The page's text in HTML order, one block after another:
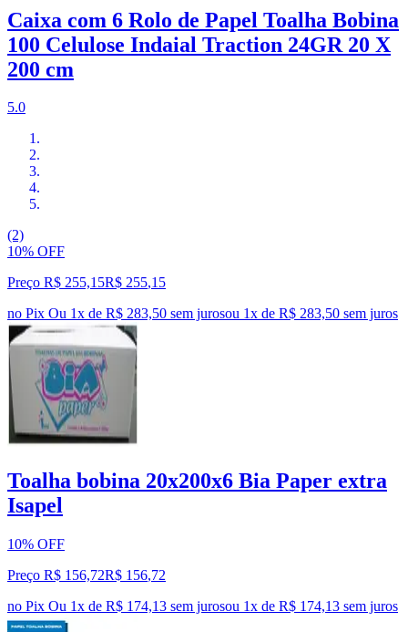
Caixa com 6 Rolo de Papel Toalha Bobina
100 Celulose Indaial Traction 24GR 20 X
200 cm
5.0
(2)
10% OFF
Preço R$ 255,15R$ 255,15
no Pix Ou 1x de R$ 283,50 sem jurosou 1x de R$ 283,50 sem juros
Toalha bobina 20x200x6 Bia Paper extra
Isapel
10% OFF
Preço R$ 156,72R$ 156,72
no Pix Ou 1x de R$ 174,13 sem jurosou 1x de R$ 174,13 sem juros